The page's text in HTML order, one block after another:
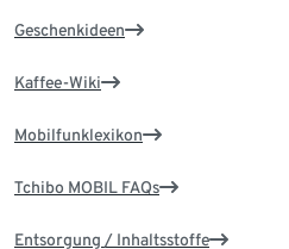
Geschenkideen
Kaffee-Wiki
Mobilfunklexikon
Tchibo MOBIL FAQs
Entsorgung / Inhaltsstoffe